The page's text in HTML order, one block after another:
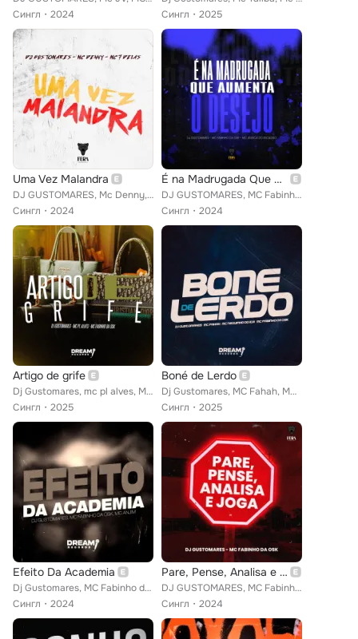
Сингл
2024
Сингл
2025
Uma Vez Malandra
DJ GUSTOMARES, Mc Denny, Mc 7 Delas
Сингл
2024
É na Madrugada Que Aumenta o Desejo
DJ GUSTOMARES, MC Fabinho da OSK, Mc Jessica Do Escadão
Сингл
2024
Artigo de grife
Dj Gustomares, mc pl alves, Mc Diguinho feat. MC Fabinho da Osk
Сингл
2025
Boné de Lerdo
Dj Gustomares, MC Fahah, MC Fabinho da Osk feat. Mc Neguinho do ITR
Сингл
2025
Efeito Da Academia
Dj Gustomares, MC Fabinho da Osk, Mc Anjim feat. Dream Records
Сингл
2024
Pare, Pense, Analisa e Joga
DJ GUSTOMARES, MC Fabinho da OSK
Сингл
2024